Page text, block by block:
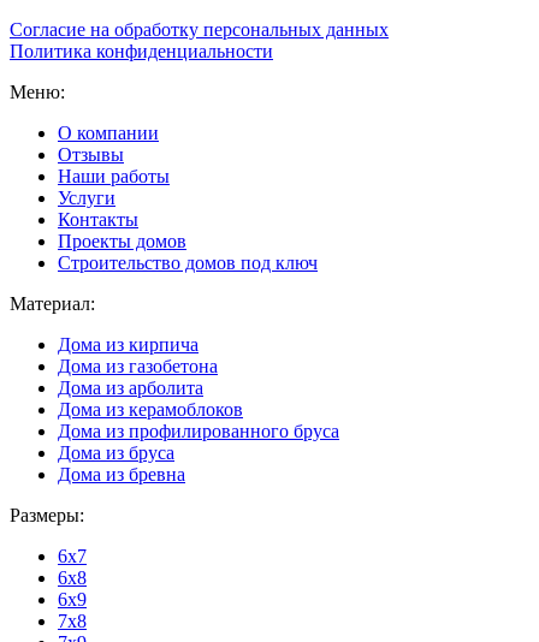
Согласие на обработку персональных данных
Политика конфиденциальности
Меню:
О компании
Отзывы
Наши работы
Услуги
Контакты
Проекты домов
Строительство домов под ключ
Материал:
Дома из кирпича
Дома из газобетона
Дома из арболита
Дома из керамоблоков
Дома из профилированного бруса
Дома из бруса
Дома из бревна
Размеры:
6x7
6x8
6x9
7x8